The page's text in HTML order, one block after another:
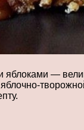
яблоками —